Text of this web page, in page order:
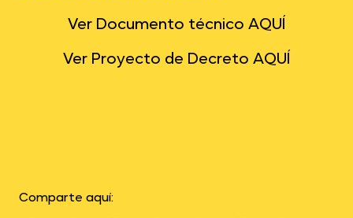
Ver Documento técnico AQUÍ
Ver Proyecto de Decreto AQUÍ
Comparte aquí: